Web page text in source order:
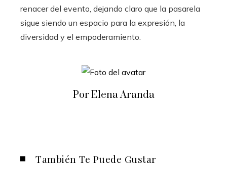
renacer del evento, dejando claro que la pasarela
sigue siendo un espacio para la expresión, la
diversidad y el empoderamiento.
Por Elena Aranda
También Te Puede Gustar